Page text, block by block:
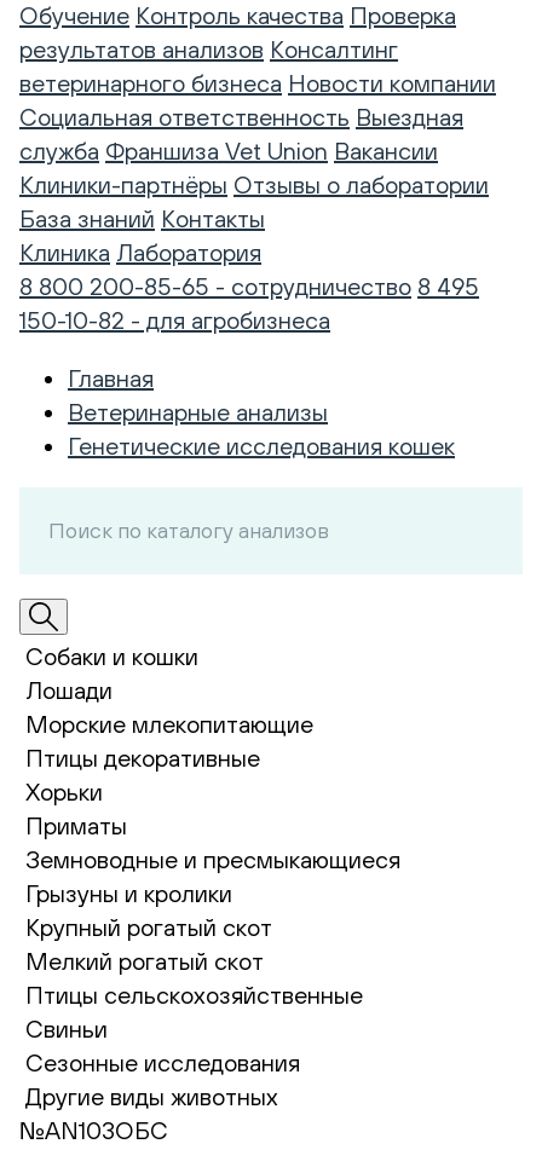
Обучение Контроль качества Проверка
результатов анализов Консалтинг
ветеринарного бизнеса Новости компании
Социальная ответственность Выездная
служба Франшиза Vet Union Вакансии
Клиники-партнёры Отзывы о лаборатории
База знаний Контакты
Клиника Лаборатория
8 800 200-85-65 - сотрудничество 8 495
150-10-82 - для агробизнеса
Главная
Ветеринарные анализы
Генетические исследования кошек
Собаки и кошки
Лошади
Морские млекопитающие
Птицы декоративные
Хорьки
Приматы
Земноводные и пресмыкающиеся
Грызуны и кролики
Крупный рогатый скот
Мелкий рогатый скот
Птицы сельскохозяйственные
Свиньи
Сезонные исследования
Другие виды животных
№AN103ОБС